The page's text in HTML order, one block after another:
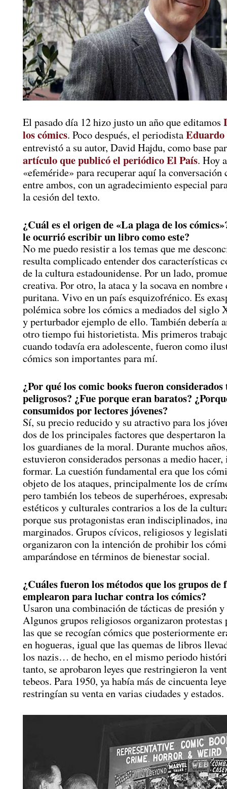
El pasado día 12 hizo justo un año que editamos
los cómics. Poco después, el periodista
entrevistó a su autor, David Hajdu, como base
artículo que publicó el periódico El País. Hoy
«efeméride» para recuperar aquí la conversación
entre ambos, con un agradecimiento especial
la cesión del texto.
¿Cuál es el origen de «La plaga de los
le ocurrió escribir un libro como este?
No me puedo resistir a los temas que me
resulta complicado entender dos características
de la cultura estadounidense. Por un lado,
creativa. Por otro, la ataca y la socava en
puritana. Vivo en un país esquizofrénico. Es
polémica sobre los cómics a mediados del siglo
y perturbador ejemplo de ello. También debería
otro tiempo fui historietista. Mis primeros
cuando todavía era adolescente, fueron como
cómics son importantes para mí.
¿Por qué los comic books fueron considerados
peligrosos? ¿Fue porque eran baratos?
consumidos por lectores jóvenes?
Sí, su precio reducido y su atractivo para los
dos de los principales factores que despertaron
los guardianes de la moral. Durante muchos
estuvieron considerados personas a medio
formar. La cuestión fundamental era que los
objeto de los ataques, principalmente los de
pero también los tebeos de superhéroes,
estéticos y culturales contrarios a los de la
porque sus protagonistas eran indisciplinados,
marginados. Grupos cívicos, religiosos y
organizaron con la intención de prohibir los
amparándose en términos de bienestar social.
¿Cuáles fueron los métodos que los grupos de
emplearon para luchar contra los cómics?
Usaron una combinación de tácticas de presión
Algunos grupos religiosos organizaron protestas
las que se recogían cómics que posteriormente
en hogueras, igual que las quemas de libros
los nazis… de hecho, en el mismo periodo
tanto, se aprobaron leyes que restringieron la
tebeos. Para 1950, ya había más de cincuenta
restringían su venta en varias ciudades y estados.